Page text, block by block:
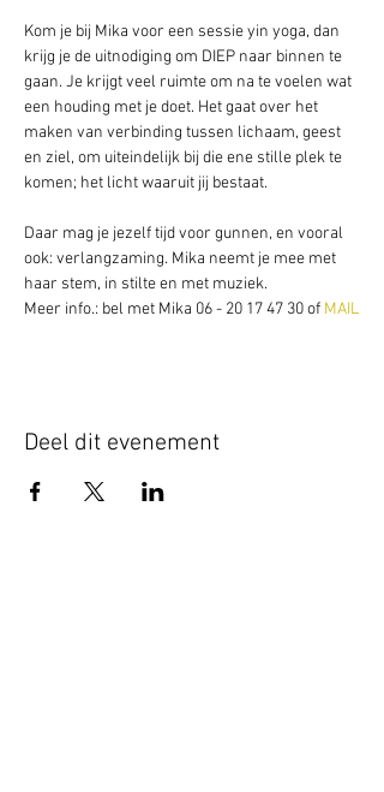
Kom je bij Mika voor een sessie yin yoga, dan
krijg je de uitnodiging om DIEP naar binnen te
gaan. Je krijgt veel ruimte om na te voelen wat
een houding met je doet. Het gaat over het
maken van verbinding tussen lichaam, geest
en ziel, om uiteindelijk bij die ene stille plek te
komen; het licht waaruit jij bestaat.
Daar mag je jezelf tijd voor gunnen, en vooral
ook: verlangzaming. Mika neemt je mee met
haar stem, in stilte en met muziek.
Meer info.: bel met Mika 06 - 20 17 47 30 of MAIL
Deel dit evenement